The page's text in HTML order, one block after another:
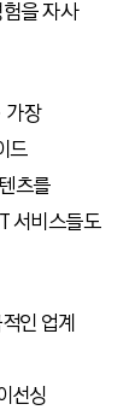
을 자사
가장
드
츠를
서비스들도
인 업계
선싱